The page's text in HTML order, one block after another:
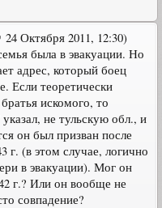
Октября 2011, 12:30)
была в эвакуации. Но
адрес, который боец
Если теоретически
искомого, то
не тульскую обл., и
он был призван после
г. (в этом случае, логично
в эвакуации). Мог он
г.? Или он вообще не
совпадение?